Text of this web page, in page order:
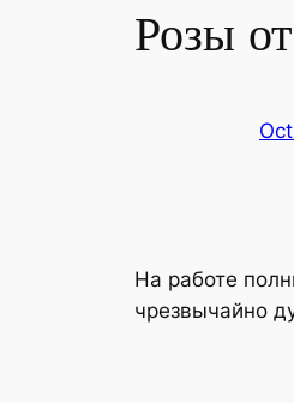
Розы
На работе
чрезвычайно